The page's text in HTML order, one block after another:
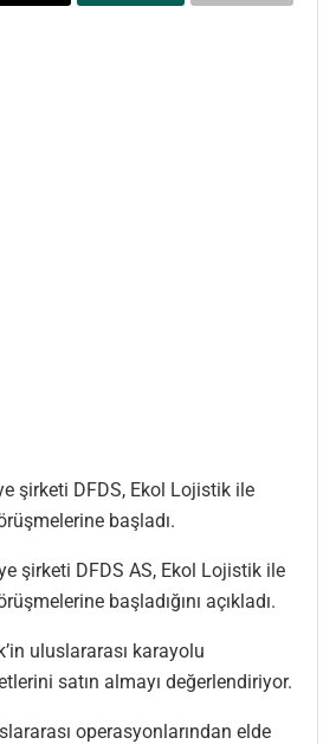
şirketi DFDS, Ekol Lojistik ile
başladı.
şirketi DFDS AS, Ekol Lojistik ile
başladığını açıkladı.
uluslararası karayolu
satın almayı değerlendiriyor.
operasyonlarından elde